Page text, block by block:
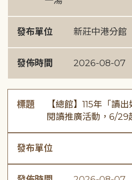
發布單位 新莊中港分館
發佈時間 2026-08-07
標題
【總館】115年「讀
閱讀推廣活動，6/29
發布單位